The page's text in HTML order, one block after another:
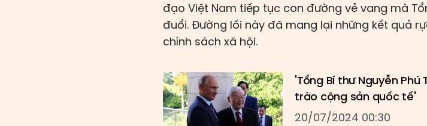
đạo Việt Nam tiếp tục con đường vẻ vang mà
đuổi. Đường lối này đã mang lại những kết quả
chính sách xã hội.
'Tổng Bí thư Nguyễn
trào cộng sản quốc tế'
20/07/2024 00:30